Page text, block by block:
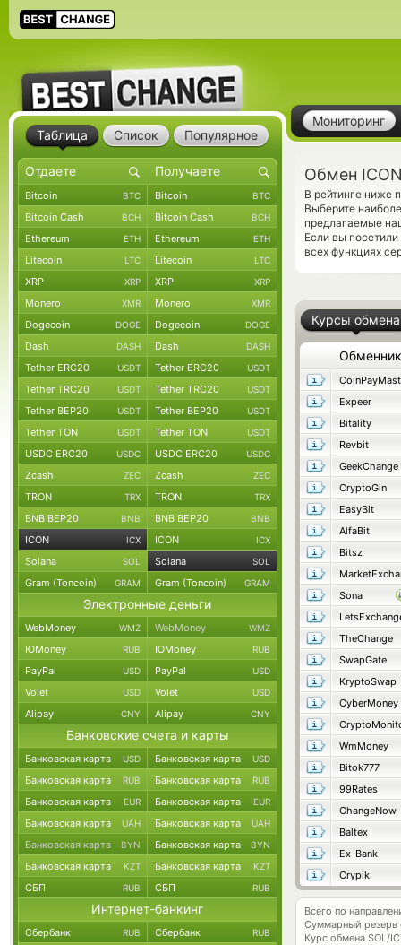
Мониторинг
Обмен
В рейтинге ниже
Выберите
предлагаемые
Если вы
всех функциях
Курсы обмена
Обменник
Expeer
Bitality
Revbit
GeekChange
CryptoGin
EasyBit
AlfaBit
Bitsz
Sona
TheChange
SwapGate
KryptoSwap
CyberMoney
WmMoney
Bitok777
99Rates
ChangeNow
Baltex
Ex-Bank
Crypik
Всего по
Суммарный резерв
Курс обмена SOL/
Таблица Список Популярное
Bitcoin BTC Bitcoin BTC
Bitcoin Cash BCH Bitcoin Cash BCH
Ethereum ETH Ethereum ETH
Litecoin LTC Litecoin LTC
XRP XRP XRP XRP
Monero XMR Monero XMR
Dogecoin DOGE Dogecoin DOGE
Dash DASH Dash DASH
Tether ERC20 USDT Tether ERC20 USDT
Tether TRC20 USDT Tether TRC20 USDT
Tether BEP20 USDT Tether BEP20 USDT
Tether TON USDT Tether TON USDT
USDC ERC20 USDC USDC ERC20 USDC
Zcash ZEC Zcash ZEC
TRON TRX TRON TRX
BNB BEP20 BNB BNB BEP20 BNB
ICON ICX ICON ICX
Solana SOL Solana SOL
Gram (Toncoin) GRAM Gram (Toncoin) GRAM
Электронные деньги
WebMoney WMZ WebMoney WMZ
ЮMoney RUB ЮMoney RUB
PayPal USD PayPal USD
Volet USD Volet USD
Alipay CNY Alipay CNY
Банковские счета и карты
Банковская карта USD Банковская карта USD
Банковская карта RUB Банковская карта RUB
Банковская карта EUR Банковская карта EUR
Банковская карта UAH Банковская карта UAH
Банковская карта BYN Банковская карта BYN
Банковская карта KZT Банковская карта KZT
СБП RUB СБП RUB
Интернет-банкинг
Сбербанк RUB Сбербанк RUB